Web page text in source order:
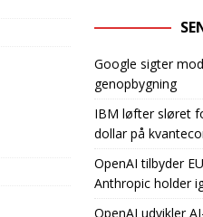
Google sigter
genopbygning
IBM løfter sløret
dollar på
OpenAI tilbyder
Anthropic holder
OpenAI udvikler